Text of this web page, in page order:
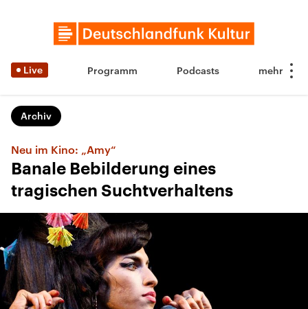
Live Programm Podcasts
Archiv
Neu im Kino: „Amy“
Banale Bebilderung eines
tragischen Suchtverhaltens